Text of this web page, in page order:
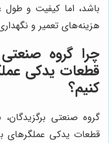
باشد، اما کیفیت و طول
هزینه‌های تعمیر و
چرا گروه صنعتی
قطعات یدکی
کنیم؟
گروه صنعتی برگزیدگان،
قطعات یدکی عملگرهای